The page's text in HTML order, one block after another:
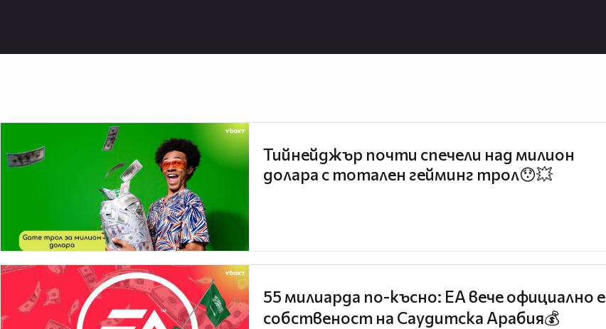
Тийнейджър почти спечели над милион
долара с тотален гейминг трол😯💥
55 милиарда по-късно: EA вече официално е
собственост на Саудитска Арабия💰